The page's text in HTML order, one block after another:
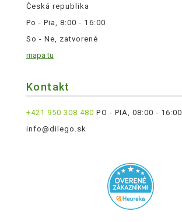
Česká republika
Po - Pia, 8:00 - 16:00
So - Ne, zatvorené
mapa tu
Kontakt
+421 950 308 480 PO - PIA, 08:00 - 16:00
info@dilego.sk